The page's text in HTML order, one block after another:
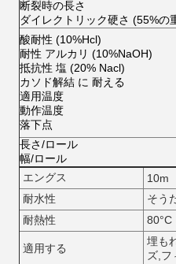
断裂時の長さ
ダイレクトリック硬さ (55%の
酸耐性 (10%Hcl)
耐性 アルカリ (10%NaOH)
抵抗性 塩 (20% Nacl)
カソド解結 に 耐える
適用温度
動作温度
落下点
長さ/ロール
幅/ロール
エングス
10m
耐水性
そう
耐熱性
80°C
適用する
埋も
ズ,フ